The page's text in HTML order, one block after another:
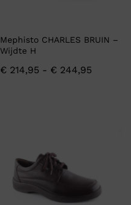
Mephisto CHARLES BRUIN –
Wijdte H
€ 214,95 - € 244,95